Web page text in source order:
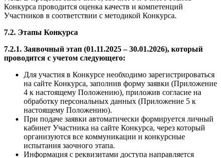
Конкурса проводится оценка качеств и компетенций
Участников в соответствии с методикой Конкурса.
7.2. Этапы Конкурса
7.2.1. Заявочный этап (01.11.2025 – 30.01.2026), который
проводится с учетом следующего:
Для участия в Конкурсе необходимо зарегистрироваться
на сайте Конкурса, заполнив форму заявки (Приложение
4 к настоящему Положению), приложив согласие на
обработку персональных данных (Приложение 5 к
настоящему Положению).
При подаче заявки автоматически формируется личный
кабинет Участника на сайте Конкурса, через который
организуются все коммуникации и конкурсные
испытания заочного этапа.
Информация с реквизитами доступа направляется